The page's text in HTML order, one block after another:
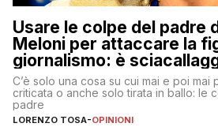
Usare le colpe del padre
Meloni per attaccare la
giornalismo: è
Dimostriamo di essere
C’è solo una cosa su cui mai e poi mai
criticata o anche solo tirata in ballo: le
padre
LORENZO TOSA-OPINIONI